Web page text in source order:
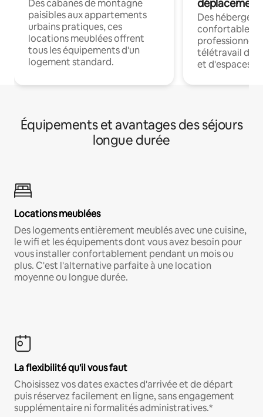
Des cabanes de montagne
paisibles aux appartements
urbains pratiques, ces
locations meublées offrent
tous les équipements d'un
logement standard.
déplacement
Des
confortables
professionnels
télétravail
et d'espaces
Équipements et avantages des séjours
longue durée
Locations meublées
Des logements entièrement meublés avec une cuisine,
le wifi et les équipements dont vous avez besoin pour
vous installer confortablement pendant un mois ou
plus. C'est l'alternative parfaite à une location
moyenne ou longue durée.
La flexibilité qu'il vous faut
Choisissez vos dates exactes d'arrivée et de départ
puis réservez facilement en ligne, sans engagement
supplémentaire ni formalités administratives.*